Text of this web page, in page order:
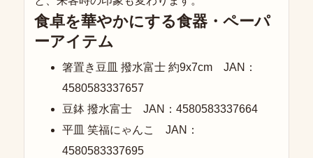
食卓を華やかにする食器・ペーパ
ーアイテム
箸置き豆皿 撥水富士 約9x7cm JAN：
4580583337657
豆鉢 撥水富士 JAN：4580583337664
平皿 笑福にゃんこ JAN：
4580583337695